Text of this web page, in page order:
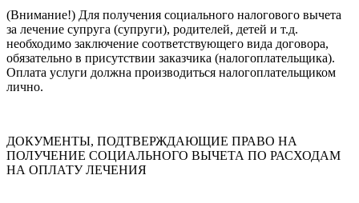
(Внимание!) Для получения социального налогового вычета
за лечение супруга (супруги), родителей, детей и т.д.
необходимо заключение соответствующего вида договора,
обязательно в присутствии заказчика (налогоплательщика).
Оплата услуги должна производиться налогоплательщиком
лично.
ДОКУМЕНТЫ, ПОДТВЕРЖДАЮЩИЕ ПРАВО НА
ПОЛУЧЕНИЕ СОЦИАЛЬНОГО ВЫЧЕТА ПО РАСХОДАМ
НА ОПЛАТУ ЛЕЧЕНИЯ